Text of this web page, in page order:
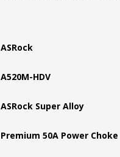
ASRock
A520M-HDV
ASRock Super Alloy
Premium 50A Power Choke